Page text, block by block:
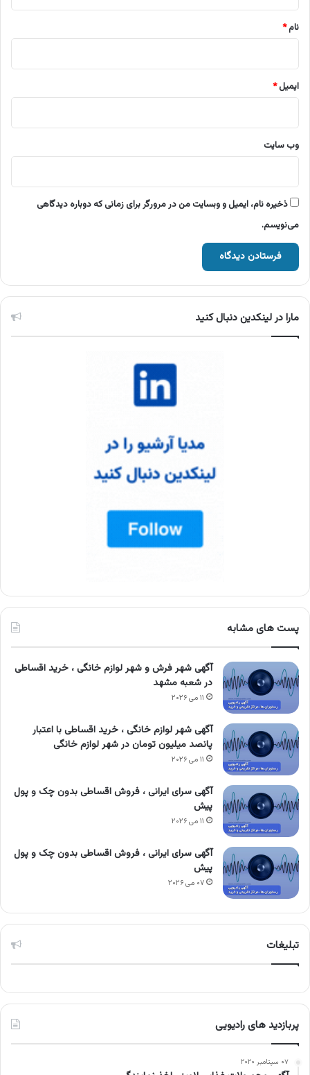
نام*
ایمیل*
وب‌ سایت
ذخیره نام، ایمیل و وبسایت من در مرورگر برای زمانی که دوباره دیدگاهی
می‌نویسم.
مارا در لینکدین دنبال کنید
پست های مشابه
آگهی شهر فرش و شهر لوازم خانگی ، خرید اقساطی
در شعبه مشهد
۱۱ می ۲۰۲۶
آگهی شهر لوازم خانگی ، خرید اقساطی با اعتبار
پانصد میلیون تومان در شهر لوازم خانگی
۱۱ می ۲۰۲۶
آگهی سرای ایرانی ، فروش اقساطی بدون چک و پول
پیش
۱۱ می ۲۰۲۶
آگهی سرای ایرانی ، فروش اقساطی بدون چک و پول
پیش
۰۷ می ۲۰۲۶
تبلیغات
پربازدید های رادیویی
۰۷ سپتامبر ۲۰۲۰